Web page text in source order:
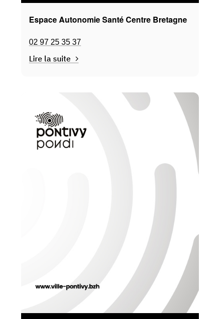
Espace Autonomie Santé Centre Bretagne
02 97 25 35 37
Lire la suite